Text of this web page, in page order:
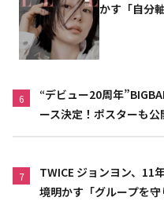
かす「自分
6
“デビュー20周年
ース決定！ポスターも公
7
TWICE ジョンヨン、11
境明かす「グループを守